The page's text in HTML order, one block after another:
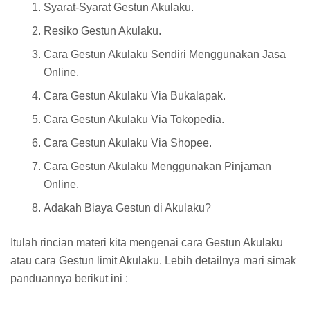
Syarat-Syarat Gestun Akulaku.
Resiko Gestun Akulaku.
Cara Gestun Akulaku Sendiri Menggunakan Jasa
Online.
Cara Gestun Akulaku Via Bukalapak.
Cara Gestun Akulaku Via Tokopedia.
Cara Gestun Akulaku Via Shopee.
Cara Gestun Akulaku Menggunakan Pinjaman
Online.
Adakah Biaya Gestun di Akulaku?
Itulah rincian materi kita mengenai cara Gestun Akulaku
atau cara Gestun limit Akulaku. Lebih detailnya mari simak
panduannya berikut ini :